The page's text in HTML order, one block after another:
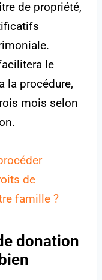
de propriété,
le
la procédure,
mois selon
de
famille ?
donation